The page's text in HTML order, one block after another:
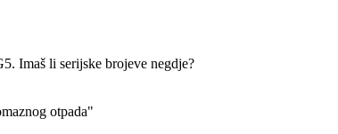
Imaš li serijske brojeve negdje?
otpada"